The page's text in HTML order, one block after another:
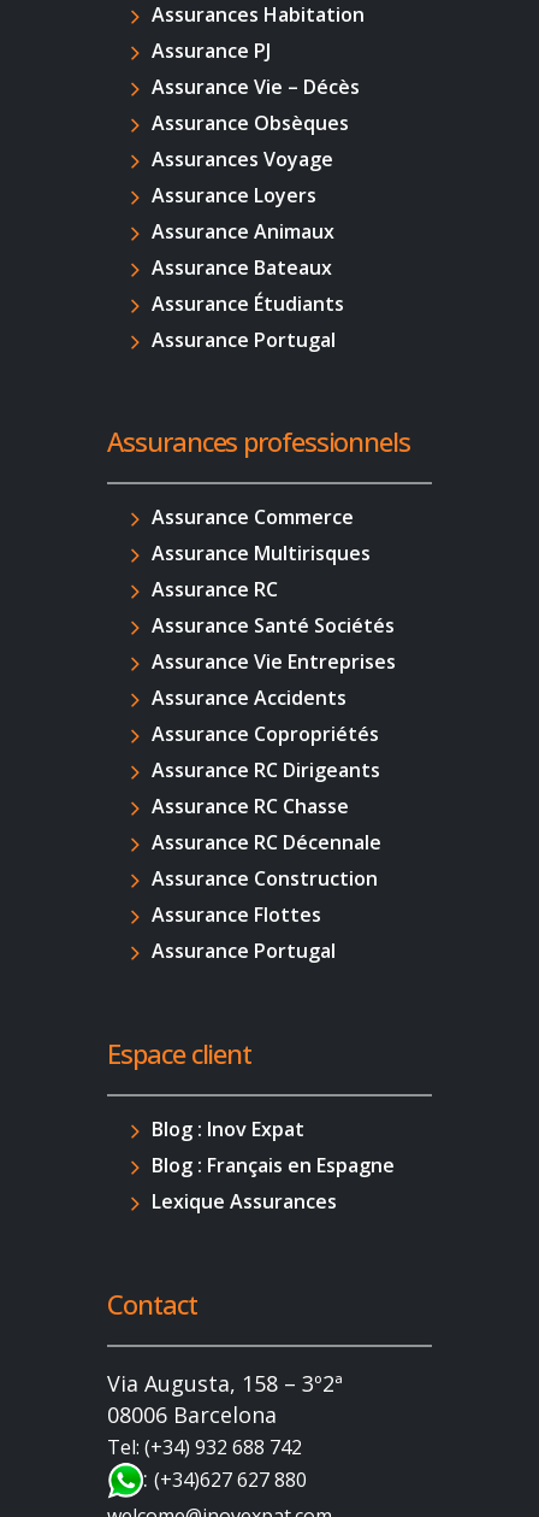
Assurances Habitation
Assurance PJ
Assurance Vie – Décès
Assurance Obsèques
Assurances Voyage
Assurance Loyers
Assurance Animaux
Assurance Bateaux
Assurance Étudiants
Assurance Portugal
Assurances professionnels
Assurance Commerce
Assurance Multirisques
Assurance RC
Assurance Santé Sociétés
Assurance Vie Entreprises
Assurance Accidents
Assurance Copropriétés
Assurance RC Dirigeants
Assurance RC Chasse
Assurance RC Décennale
Assurance Construction
Assurance Flottes
Assurance Portugal
Espace client
Blog : Inov Expat
Blog : Français en Espagne
Lexique Assurances
Contact
Via Augusta, 158 – 3º2ª
08006 Barcelona
Tel: (+34) 932 688 742
:(+34)627 627 880